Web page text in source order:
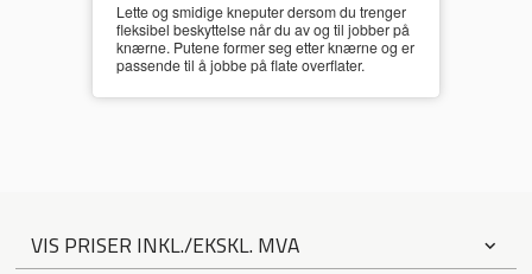
Lette og smidige kneputer dersom du trenger
fleksibel beskyttelse når du av og til jobber på
knærne. Putene former seg etter knærne og er
passende til å jobbe på flate overflater.
VIS PRISER INKL./EKSKL. MVA